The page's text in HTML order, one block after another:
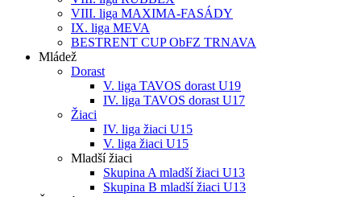
VIII. liga MAXIMA-FASÁDY
IX. liga MEVA
BESTRENT CUP ObFZ TRNAVA
Mládež
Dorast
V. liga TAVOS dorast U19
IV. liga TAVOS dorast U17
Žiaci
IV. liga žiaci U15
V. liga žiaci U15
Mladší žiaci
Skupina A mladší žiaci U13
Skupina B mladší žiaci U13